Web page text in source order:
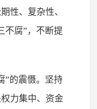
性、复杂性、
不腐”，不断提
”的震慑。坚持
力集中、资金